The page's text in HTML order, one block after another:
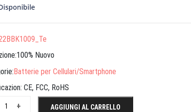
Nuovo
Batterie per Cellulari/Smartphone
CE, FCC, RoHS
+
AGGIUNGI AL CARRELLO